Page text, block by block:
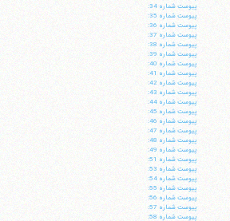
پيوست شماره 34:
پيوست شماره 35:
پيوست شماره 36:
پيوست شماره 37:
پيوست شماره 38:
پيوست شماره 39:
پيوست شماره 40:
پيوست شماره 41:
پيوست شماره 42:
پيوست شماره 43:
پيوست شماره 44:
پيوست شماره 45:
پيوست شماره 46:
پيوست شماره 47:
پيوست شماره 48:
پيوست شماره 49:
پيوست شماره 51:
پيوست شماره 53:
پيوست شماره 54:
پيوست شماره 55:
پيوست شماره 56:
پيوست شماره 57:
پيوست شماره 58: